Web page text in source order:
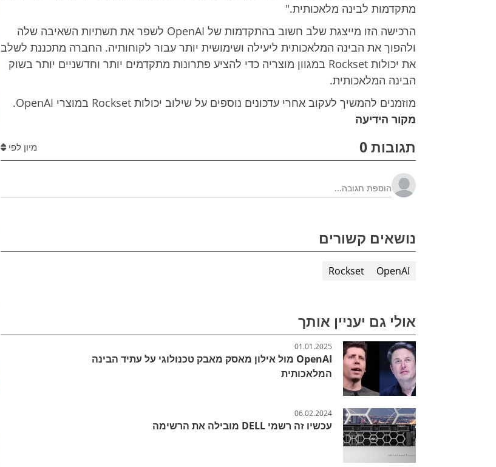
מתקדמות לבינה מלאכותית."
הרכישה הזו מייצגת שלב חשוב בהתקדמות של OpenAI לשפר את תשתיות השאיבה שלה
ולהפוך את הבינה המלאכותית ליעילה ושימושית יותר עבור לקוחותיה. החברה מתכננת לשלב
את יכולות Rockset במגוון מוצריה כדי להציע פתרונות מתקדמים יותר וחדשניים יותר בשוק
הבינה המלאכותית.
מוזמנים להמשיך לעקוב אחרי עדכונים נוספים על שילוב יכולות Rockset במוצרי OpenAI.
מקור הידיעה
תגובות 0 מיון לפי
נושאים קשורים
OpenAI
Rockset
אולי גם יעניין אותך
01.01.2025
OpenAI מול אילון מאסק מאבק טכנולוגי על עתיד הבינה
המלאכותית
06.02.2024
עכשיו זה רשמי DELL מובילה את הרשימה